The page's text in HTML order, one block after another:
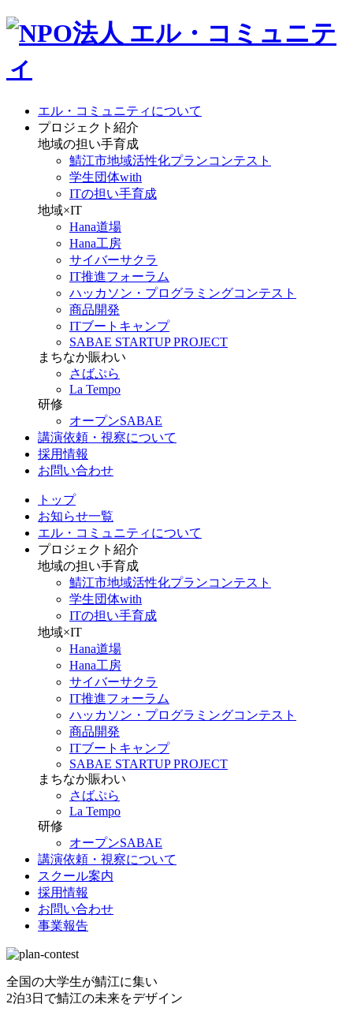
エル・コミュニティについて
プロジェクト紹介
地域の担い手育成
鯖江市地域活性化プランコンテスト
学生団体with
ITの担い手育成
地域×IT
Hana道場
Hana工房
サイバーサクラ
IT推進フォーラム
ハッカソン・プログラミングコンテスト
商品開発
ITブートキャンプ
SABAE STARTUP PROJECT
まちなか賑わい
さばぷら
La Tempo
研修
オープンSABAE
講演依頼・視察について
採用情報
お問い合わせ
トップ
お知らせ一覧
エル・コミュニティについて
プロジェクト紹介
地域の担い手育成
鯖江市地域活性化プランコンテスト
学生団体with
ITの担い手育成
地域×IT
Hana道場
Hana工房
サイバーサクラ
IT推進フォーラム
ハッカソン・プログラミングコンテスト
商品開発
ITブートキャンプ
SABAE STARTUP PROJECT
まちなか賑わい
さばぷら
La Tempo
研修
オープンSABAE
講演依頼・視察について
スクール案内
採用情報
お問い合わせ
事業報告
全国の大学生が鯖江に集い
2泊3日で鯖江の未来をデザイン